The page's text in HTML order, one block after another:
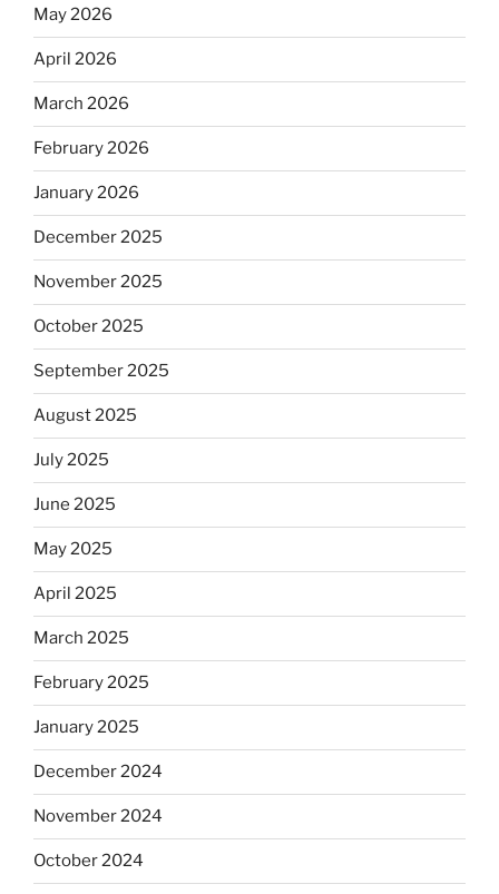
May 2026
April 2026
March 2026
February 2026
January 2026
December 2025
November 2025
October 2025
September 2025
August 2025
July 2025
June 2025
May 2025
April 2025
March 2025
February 2025
January 2025
December 2024
November 2024
October 2024